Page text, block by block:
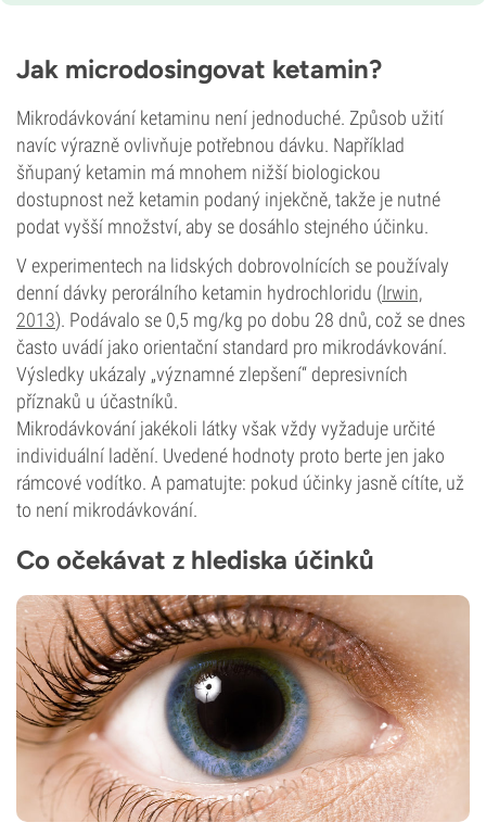
Jak microdosingovat ketamin?
Mikrodávkování ketaminu není jednoduché. Způsob užití
navíc výrazně ovlivňuje potřebnou dávku. Například
šňupaný ketamin má mnohem nižší biologickou
dostupnost než ketamin podaný injekčně, takže je nutné
podat vyšší množství, aby se dosáhlo stejného účinku.
V experimentech na lidských dobrovolnících se používaly
denní dávky perorálního ketamin hydrochloridu (Irwin,
2013). Podávalo se 0,5 mg/kg po dobu 28 dnů, což se dnes
často uvádí jako orientační standard pro mikrodávkování.
Výsledky ukázaly „významné zlepšení“ depresivních
příznaků u účastníků.
Mikrodávkování jakékoli látky však vždy vyžaduje určité
individuální ladění. Uvedené hodnoty proto berte jen jako
rámcové vodítko. A pamatujte: pokud účinky jasně cítíte, už
to není mikrodávkování.
Co očekávat z hlediska účinků